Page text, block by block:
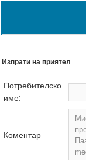
Изпрати на приятел
Потребителско
име:
Коментар